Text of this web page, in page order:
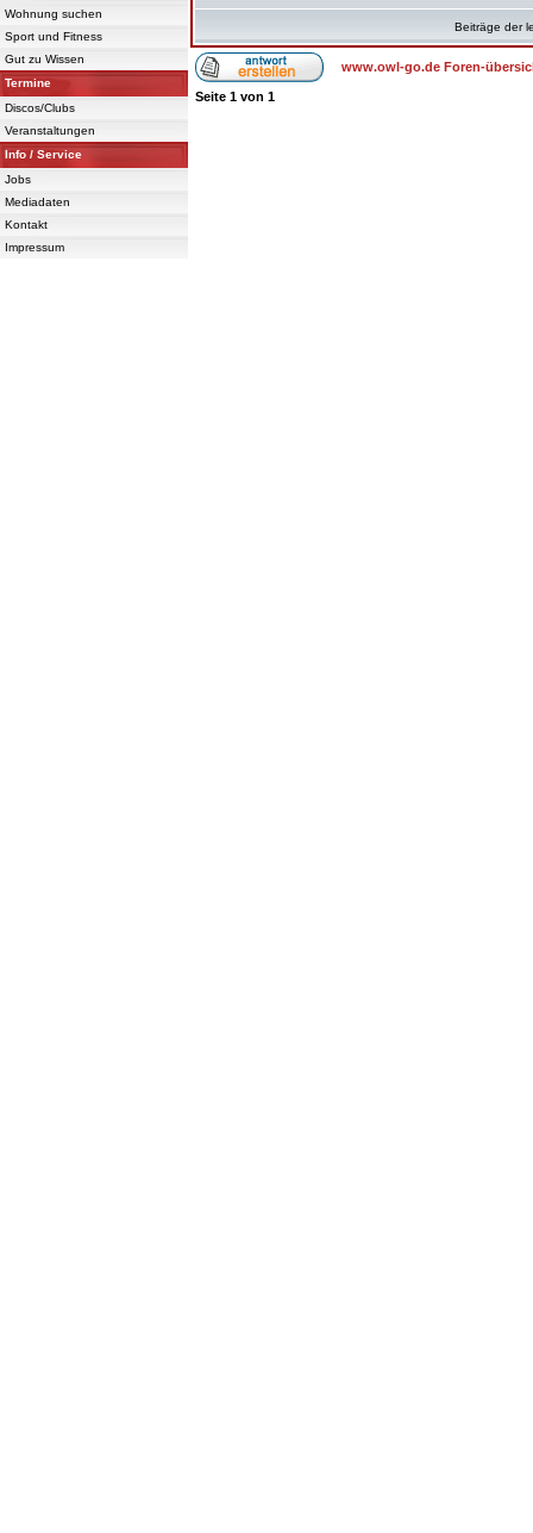
Wohnung suchen
Sport und Fitness
Gut zu Wissen
Termine
Discos/Clubs
Veranstaltungen
Info / Service
Jobs
Mediadaten
Kontakt
Impressum
Beiträge der
www.owl-go.de Foren-
Seite 1 von 1